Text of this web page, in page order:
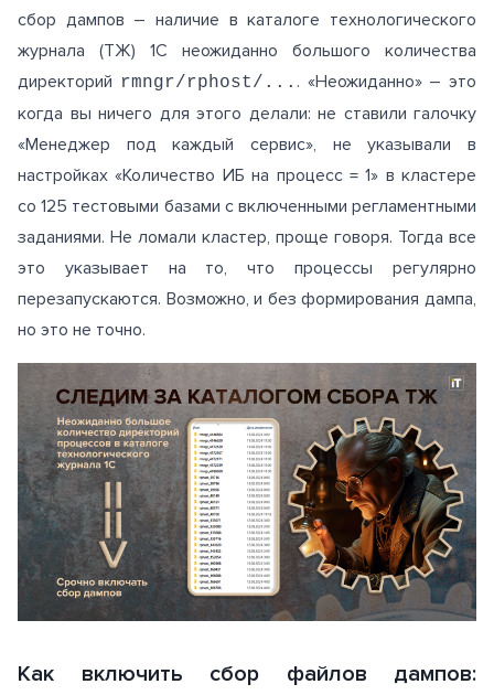
сбор дампов – наличие в каталоге технологического
журнала (ТЖ) 1С неожиданно большого количества
директорий rmngr/rphost/... . «Неожиданно» – это
когда вы ничего для этого делали: не ставили галочку
«Менеджер под каждый сервис», не указывали в
настройках «Количество ИБ на процесс = 1» в кластере
со 125 тестовыми базами с включенными регламентными
заданиями. Не ломали кластер, проще говоря. Тогда все
это указывает на то, что процессы регулярно
перезапускаются. Возможно, и без формирования дампа,
но это не точно.
Как включить сбор файлов дампов: